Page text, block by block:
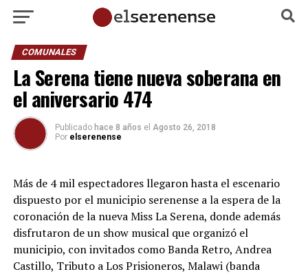
COMUNALES
La Serena tiene nueva soberana en
el aniversario 474
Publicado hace 8 años el Agosto 26, 2018
Por elserenense
Más de 4 mil espectadores llegaron hasta el escenario
dispuesto por el municipio serenense a la espera de la
coronación de la nueva Miss La Serena, donde además
disfrutaron de un show musical que organizó el
municipio, con invitados como Banda Retro, Andrea
Castillo, Tributo a Los Prisioneros, Malawi (banda